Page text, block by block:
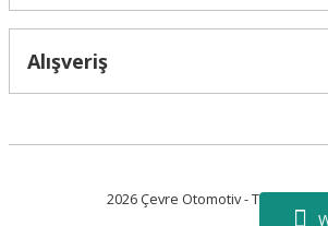
Alışveriş
2026 Çevre Otomotiv - Tüm Hakları